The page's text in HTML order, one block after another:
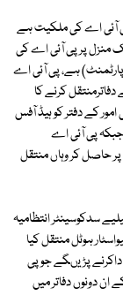
عمارت ہے جو پی آئی اے کی ملکیت ہے
منزل پر پی آئی اے کی
ہے، پی آئی اے
کرنے کا
امور کے دفتر کو ہیڈ آفس
پی آئی اے
حاصل کر وہاں منتقل
سدکوسینٹر انتظامیہ
ہوٹل منتقل کیا
پڑیںگے جو پی
ان دونوں دفاتر میں